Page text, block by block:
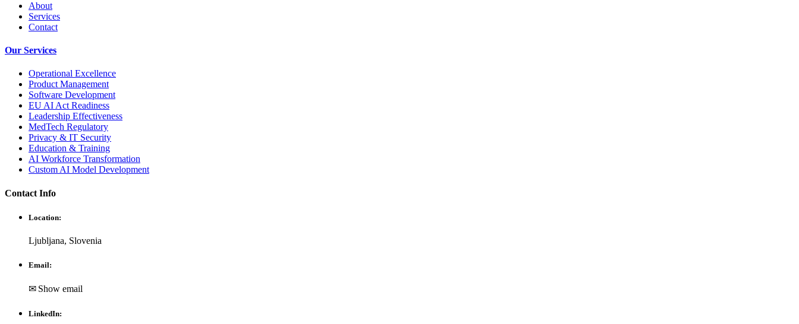
About
Services
Contact
Our Services
Operational Excellence
Product Management
Software Development
EU AI Act Readiness
Leadership Effectiveness
MedTech Regulatory
Privacy & IT Security
Education & Training
AI Workforce Transformation
Custom AI Model Development
Contact Info
Location:
Ljubljana, Slovenia
Email:
✉ Show email
LinkedIn: